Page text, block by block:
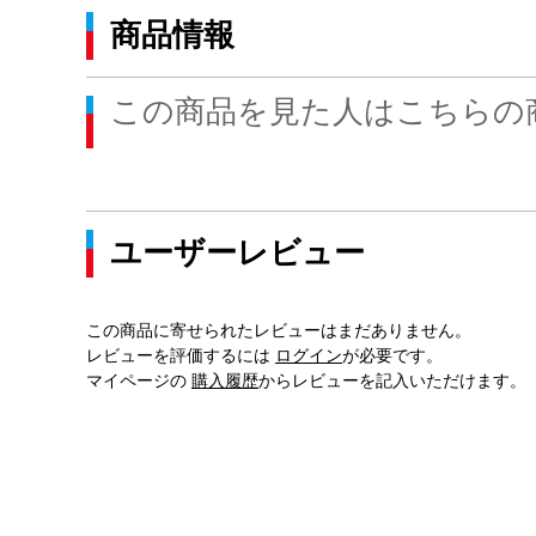
商品情報
この商品を見た人はこちら
ユーザーレビュー
この商品に寄せられたレビューはまだありません。
レビューを評価するには ログインが必要です。
マイページの 購入履歴からレビューを記入いただけます。